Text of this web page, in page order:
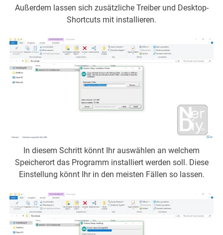
Außerdem lassen sich zusätzliche Treiber und Desktop-
Shortcuts mit installieren.
In diesem Schritt könnt Ihr auswählen an welchem
Speicherort das Programm installiert werden soll. Diese
Einstellung könnt Ihr in den meisten Fällen so lassen.